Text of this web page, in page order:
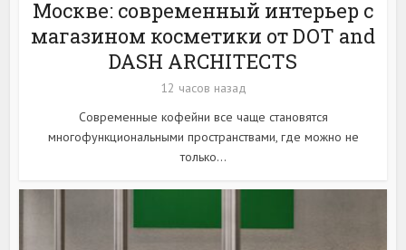
Москве: современный интерьер с
магазином косметики от DOT and
DASH ARCHITECTS
12 часов назад
Современные кофейни все чаще становятся
многофункциональными пространствами, где можно не
только...